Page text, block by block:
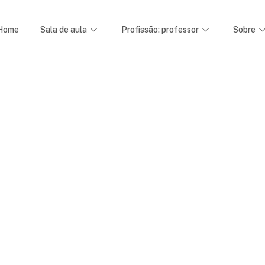
Sala de aula Profissão: professor Sobre